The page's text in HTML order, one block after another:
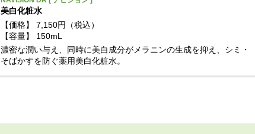
美白化粧水
【価格】
7,150円（税込）
【容量】
150mL
濃密な潤い与え、同時に美白成分がメラニンの生成を抑え、シミ・
そばかすを防ぐ薬用美白化粧水。